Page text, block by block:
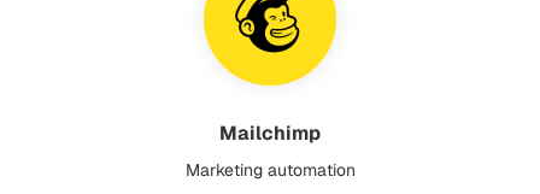
Mailchimp
Marketing automation